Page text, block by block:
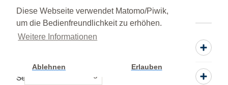
Diese Webseite verwendet Matomo/Piwik,
um die Bedienfreundlichkeit zu erhöhen.
Weitere Informationen
Ablehnen Erlauben
Service